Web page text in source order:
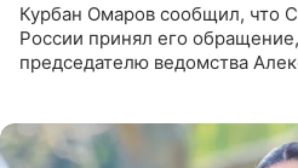
Курбан Омаров сообщил, что
России принял его
председателю ведомства